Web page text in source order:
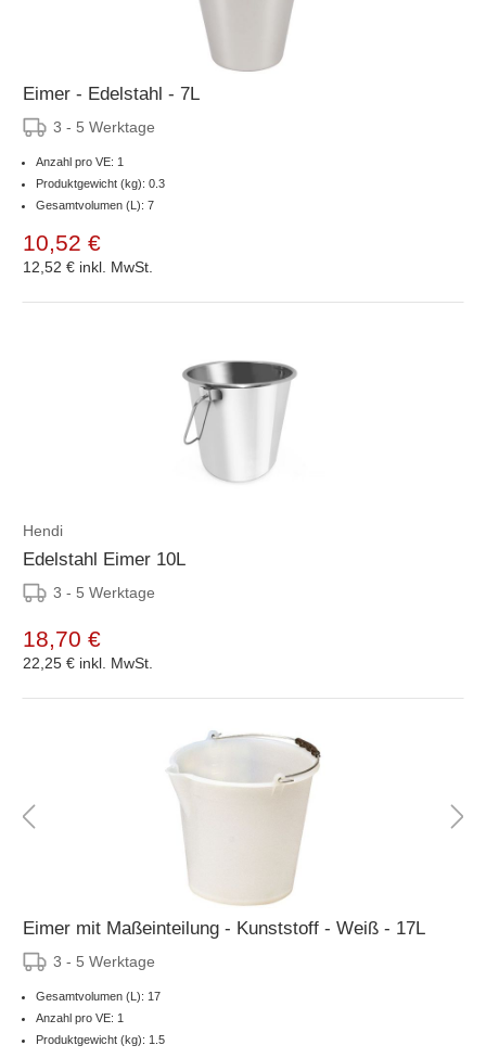
Eimer - Edelstahl - 7L
3 - 5 Werktage
Anzahl pro VE: 1
Produktgewicht (kg): 0.3
Gesamtvolumen (L): 7
10,52 €
12,52 € inkl. MwSt.
Hendi
Edelstahl Eimer 10L
3 - 5 Werktage
18,70 €
22,25 € inkl. MwSt.
Eimer mit Maßeinteilung - Kunststoff - Weiß - 17L
3 - 5 Werktage
Gesamtvolumen (L): 17
Anzahl pro VE: 1
Produktgewicht (kg): 1.5